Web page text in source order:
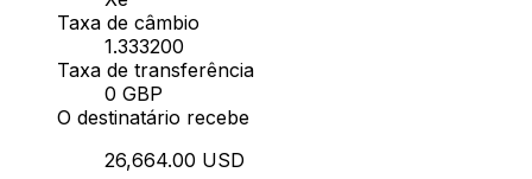
Taxa de câmbio
1.333200
Taxa de transferência
0 GBP
O destinatário recebe
26,664.00 USD